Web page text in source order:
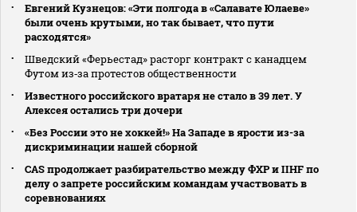
Евгений Кузнецов: «Эти полгода в «Салавате Юлаеве»
были очень крутыми, но так бывает, что пути
расходятся»
Шведский «Ферьестад» расторг контракт с канадцем
Футом из‑за протестов общественности
Известного российского вратаря не стало в 39 лет. У
Алексея остались три дочери
«Без России это не хоккей!» На Западе в ярости из-за
дискриминации нашей сборной
CAS продолжает разбирательство между ФХР и IIHF по
делу о запрете российским командам участвовать в
соревнованиях